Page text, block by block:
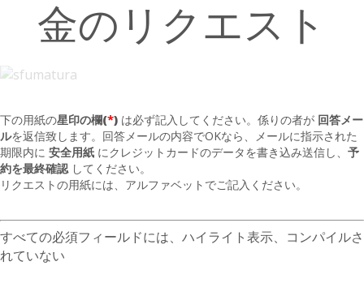
金のリクエスト
下の用紙の星印の欄(*) は必ず記入してください。係りの者が 回答メー
ルを返信致します。回答メールの内容でOKなら、メールに指示された
期限内に 安全用紙 にクレジットカードのデータを書き込み送信し、 予
約を最終確認してください。
リクエストの用紙には、アルファベットでご記入ください。
すべての必須フィールドには、ハイライト表示、コンパイルさ
れていない